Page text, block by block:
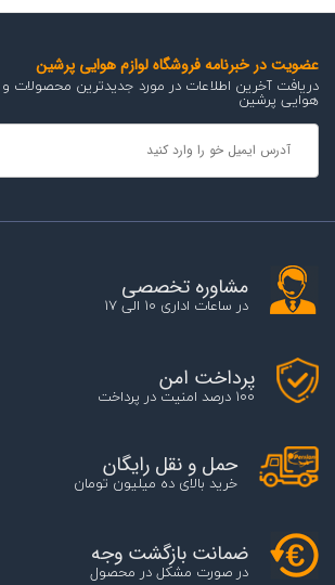
عضویت در خبرنامه فروشگاه لوازم هوایی پرشین
دریافت آخرین اطلاعات در مورد جدیدترین محصولات
هوایی پرشین
مشاوره تخصصی
در ساعات اداری 10 الی 17
پرداخت امن
100 درصد امنیت در پرداخت
حمل و نقل رایگان
خرید بالای ده میلیون تومان
ضمانت بازگشت وجه
در صورت مشکل در محصول